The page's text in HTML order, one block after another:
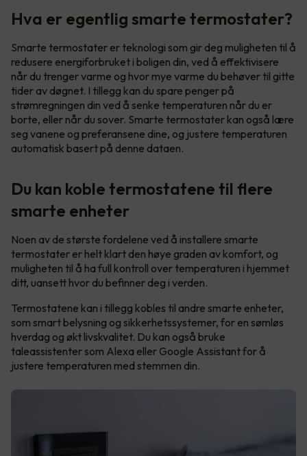
Hva er egentlig smarte termostater?
Smarte termostater er teknologi som gir deg muligheten til å
redusere energiforbruket i boligen din, ved å effektivisere
når du trenger varme og hvor mye varme du behøver til gitte
tider av døgnet. I tillegg kan du spare penger på
strømregningen din ved å senke temperaturen når du er
borte, eller når du sover. Smarte termostater kan også lære
seg vanene og preferansene dine, og justere temperaturen
automatisk basert på denne dataen.
Du kan koble termostatene til flere
smarte enheter
Noen av de største fordelene ved å installere smarte
termostater er helt klart den høye graden av komfort, og
muligheten til å ha full kontroll over temperaturen i hjemmet
ditt, uansett hvor du befinner deg i verden.
Termostatene kan i tillegg kobles til andre smarte enheter,
som smart belysning og sikkerhetssystemer, for en sømløs
hverdag og økt livskvalitet. Du kan også bruke
taleassistenter som Alexa eller Google Assistant for å
justere temperaturen med stemmen din.